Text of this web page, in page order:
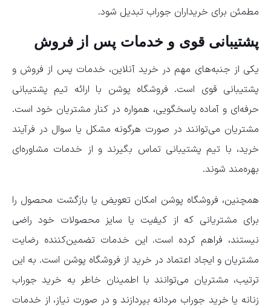
مطمئن برای خریداران جوراب تبدیل شود.
پشتیبانی قوی و خدمات پس از فروش
یکی از جنبه‌های مهم در خرید آنلاین، خدمات پس از فروش و
پشتیبانی قوی است. فروشگاه پوشن با ارائه تیم پشتیبانی
حرفه‌ای و آماده پاسخگویی، همواره در کنار مشتریان خود است.
مشتریان می‌توانند در صورت هرگونه مشکل یا سوال در فرآیند
خرید، با تیم پشتیبانی تماس بگیرند و از خدمات مشاوره‌ای
بهره‌مند شوند.
همچنین، فروشگاه پوشن امکان تعویض یا بازگشت محصول را
برای مشتریانی که از کیفیت یا سایز محصولات خود راضی
نیستند، فراهم کرده است. این خدمات تضمین‌کننده رضایت
مشتریان و ایجاد اعتماد در خرید از فروشگاه پوشن است. به این
ترتیب، مشتریان می‌توانند با اطمینان خاطر به خرید جوراب
زنانه یا خرید جوراب مردانه بپردازند و در صورت نیاز، از خدمات